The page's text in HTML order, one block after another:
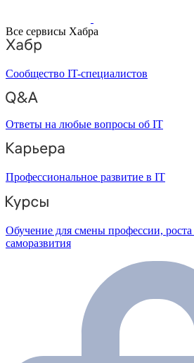
Все сервисы Хабра
Сообщество IT-специалистов
Ответы на любые вопросы об IT
Профессиональное развитие в IT
Обучение для смены профессии, роста
саморазвития